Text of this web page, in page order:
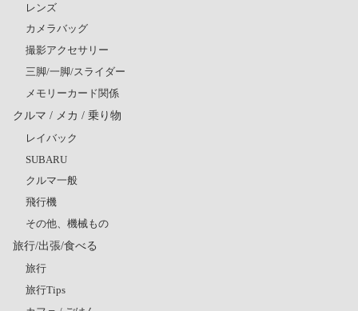
レンズ
カメラバッグ
撮影アクセサリー
三脚/一脚/スライダー
メモリーカード関係
クルマ / メカ / 乗り物
レイバック
SUBARU
クルマ一般
飛行機
その他、機械もの
旅行/出張/食べる
旅行
旅行Tips